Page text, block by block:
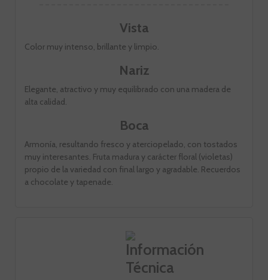
Vista
Color muy intenso, brillante y limpio.
Nariz
Elegante, atractivo y muy equilibrado con una madera de
alta calidad.
Boca
Armonía, resultando fresco y aterciopelado, con tostados
muy interesantes. Fruta madura y carácter floral (violetas)
propio de la variedad con final largo y agradable. Recuerdos
a chocolate y tapenade.